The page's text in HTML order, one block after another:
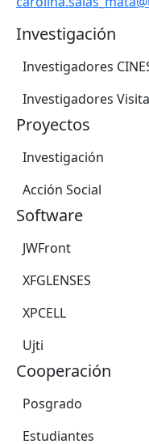
Investigación
Investigadores
Investigadores
Proyectos
Investigación
Acción Social
Software
JWFront
XFGLENSES
XPCELL
Ujti
Cooperación
Posgrado
Estudiantes